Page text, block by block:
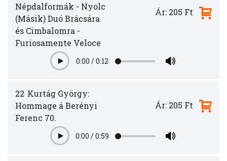
Népdalformák - Nyolc
(Másik) Duó Brácsára
és Cimbalomra -
Furiosamente Veloce
Play0:00 /0:12
Ár: 205 Ft
22 Kurtág György:
Hommage á Berényi
Ferenc 70.
Play0:00 /0:59
Ár: 205 Ft